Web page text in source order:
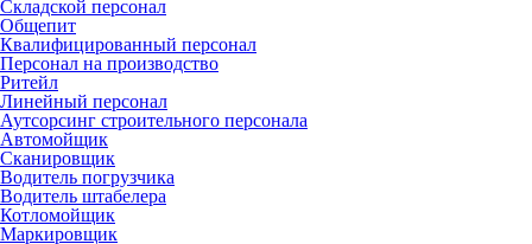
Складской персонал
Общепит
Квалифицированный персонал
Персонал на производство
Ритейл
Линейный персонал
Аутсорсинг строительного персонала
Автомойщик
Сканировщик
Водитель погрузчика
Водитель штабелера
Котломойщик
Маркировщик